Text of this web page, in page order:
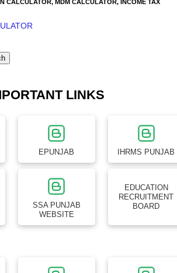
CALCULATOR, MDM CALCULATOR, INCOME TAX
LINKS
EPUNJAB IHRMS PUNJAB
SSA PUNJAB
WEBSITE
EDUCATION
RECRUITMENT
BOARD